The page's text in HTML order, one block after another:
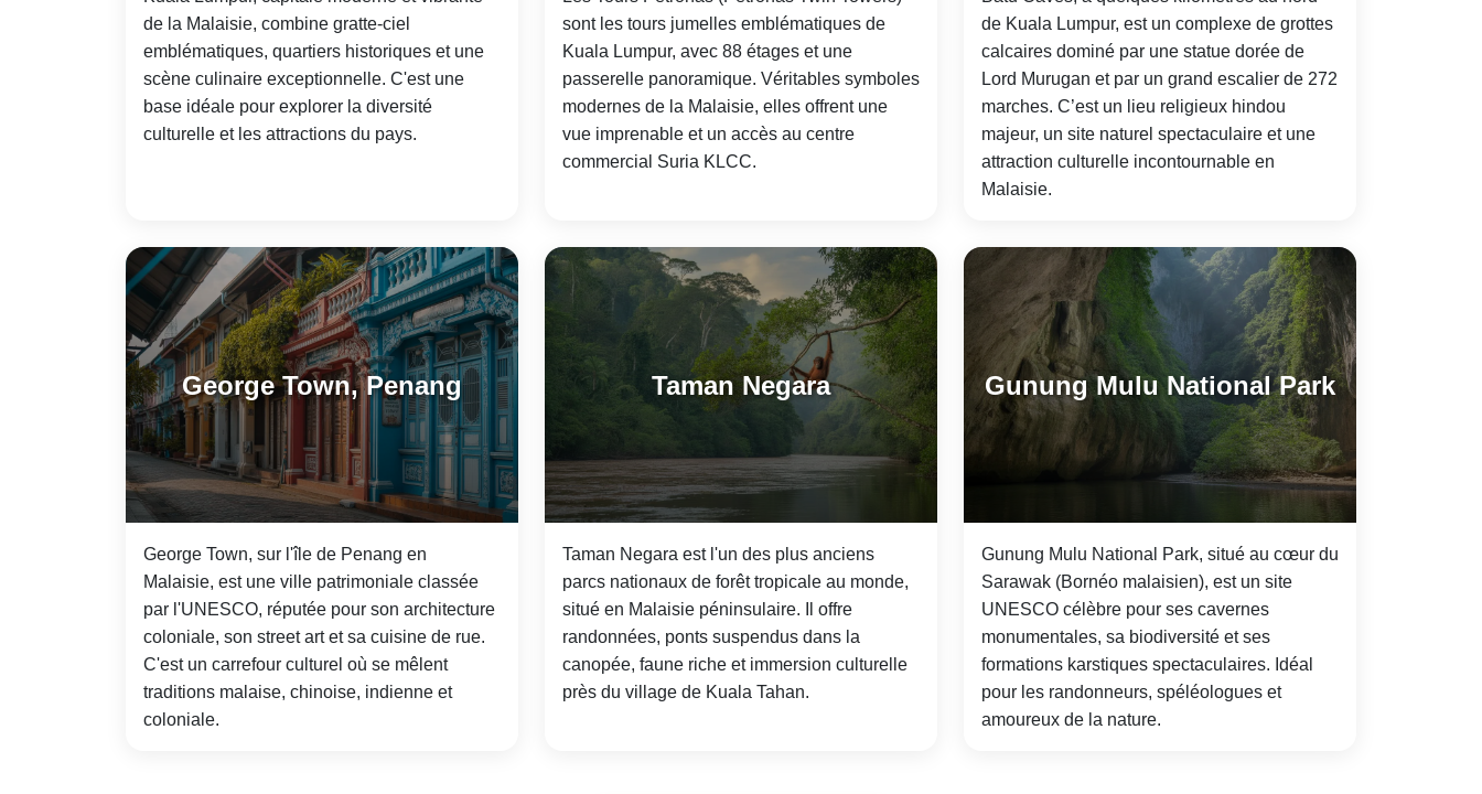
de la Malaisie, combine gratte-ciel
emblématiques, quartiers historiques et une
scène culinaire exceptionnelle. C'est une
base idéale pour explorer la diversité
culturelle et les attractions du pays.
sont les tours jumelles emblématiques de
Kuala Lumpur, avec 88 étages et une
passerelle panoramique. Véritables symboles
modernes de la Malaisie, elles offrent une
vue imprenable et un accès au centre
commercial Suria KLCC.
de Kuala Lumpur, est un complexe de grottes
calcaires dominé par une statue dorée de
Lord Murugan et par un grand escalier de 272
marches. C’est un lieu religieux hindou
majeur, un site naturel spectaculaire et une
attraction culturelle incontournable en
Malaisie.
George Town, Penang
George Town, sur l'île de Penang en
Malaisie, est une ville patrimoniale classée
par l'UNESCO, réputée pour son architecture
coloniale, son street art et sa cuisine de rue.
C'est un carrefour culturel où se mêlent
traditions malaise, chinoise, indienne et
coloniale.
Taman Negara
Taman Negara est l'un des plus anciens
parcs nationaux de forêt tropicale au monde,
situé en Malaisie péninsulaire. Il offre
randonnées, ponts suspendus dans la
canopée, faune riche et immersion culturelle
près du village de Kuala Tahan.
Gunung Mulu National Park
Gunung Mulu National Park, situé au cœur du
Sarawak (Bornéo malaisien), est un site
UNESCO célèbre pour ses cavernes
monumentales, sa biodiversité et ses
formations karstiques spectaculaires. Idéal
pour les randonneurs, spéléologues et
amoureux de la nature.